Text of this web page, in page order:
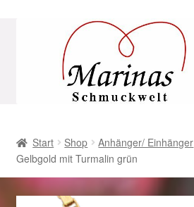
Navigation
AGB
Beispiel-Seite
Start Shop Anhänger/ Einhänger
Gelbgold mit Turmalin grün